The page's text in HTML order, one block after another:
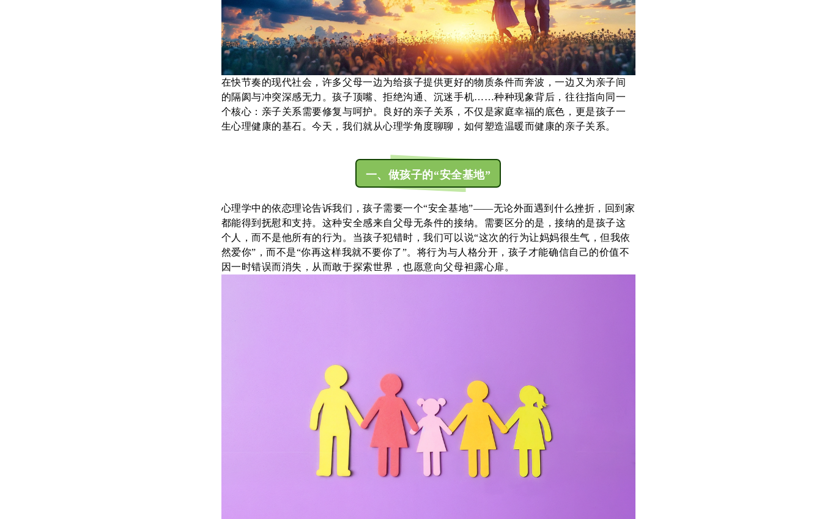
在快节奏的现代社会，许多父母一边为给孩子提供更好的物质条件而奔波，一边又为亲子间
的隔阂与冲突深感无力。孩子顶嘴、拒绝沟通、沉迷手机……种种现象背后，往往指向同一
个核心：亲子关系需要修复与呵护。良好的亲子关系，不仅是家庭幸福的底色，更是孩子一
生心理健康的基石。今天，我们就从心理学角度聊聊，如何塑造温暖而健康的亲子关系。
一、做孩子的“安全基地”
心理学中的依恋理论告诉我们，孩子需要一个“安全基地”——无论外面遇到什么挫折，回到家
都能得到抚慰和支持。这种安全感来自父母无条件的接纳。需要区分的是，接纳的是孩子这
个人，而不是他所有的行为。当孩子犯错时，我们可以说“这次的行为让妈妈很生气，但我依
然爱你”，而不是“你再这样我就不要你了”。将行为与人格分开，孩子才能确信自己的价值不
因一时错误而消失，从而敢于探索世界，也愿意向父母袒露心扉。